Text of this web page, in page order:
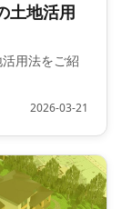
土地活用
用法をご紹
2026-03-21